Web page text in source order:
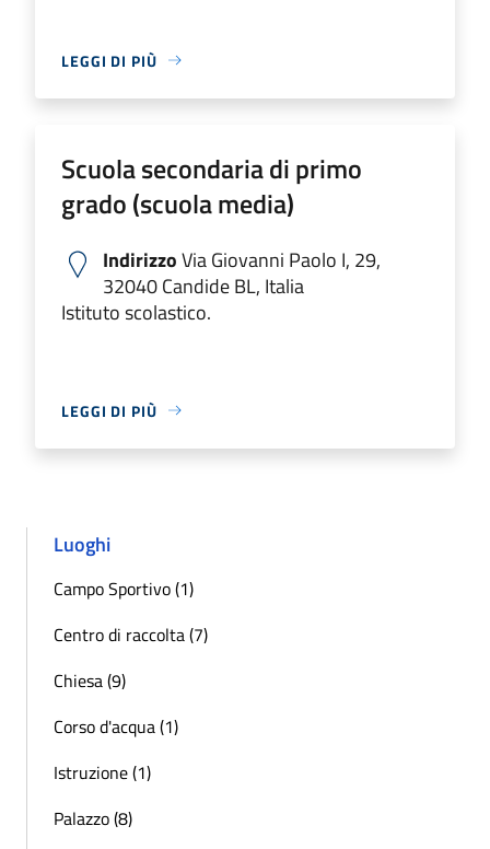
LEGGI DI PIÙ
Scuola secondaria di primo
grado (scuola media)
IndirizzoVia Giovanni Paolo I, 29,
32040 Candide BL, Italia
Istituto scolastico.
LEGGI DI PIÙ
Luoghi
Campo Sportivo (1)
Centro di raccolta (7)
Chiesa (9)
Corso d'acqua (1)
Istruzione (1)
Palazzo (8)